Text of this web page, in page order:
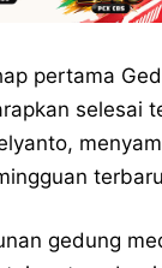
pertama
selesai
gedung